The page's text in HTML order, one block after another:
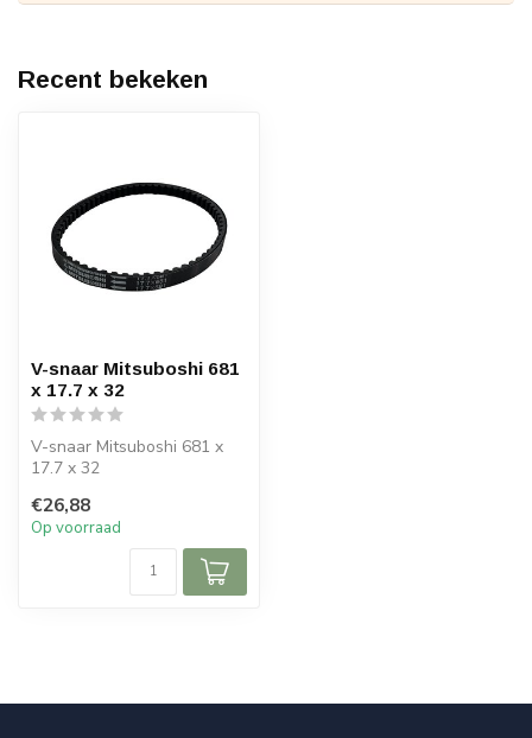
Recent bekeken
V-snaar Mitsuboshi 681
x 17.7 x 32
V-snaar Mitsuboshi 681 x
17.7 x 32
€26,88
Op voorraad